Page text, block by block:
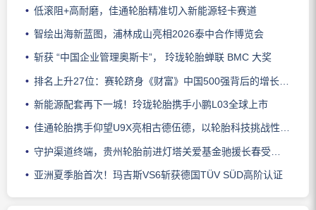
低滚阻+高耐磨，佳通轮胎精准切入新能源轻卡赛道
智绘出海新蓝图，浦林成山亮相2026泰中合作博览会
斩获 “中国企业管理奥斯卡”， 玲珑轮胎蝉联 BMC 大奖
排名上升27位：赛轮跻身《财富》中国500强背后的增长逻辑
新能源配套再下一城！玲珑轮胎携手小鹏L03全球上市
佳通轮胎携手仰望U9X亮相古德伍德，以轮胎科技挑战性能边界
守护渠道终端，贵州轮胎前进灯塔关爱基金驰援长春受灾门店
亚洲夏季胎首次！玛吉斯VS6斩获德国TÜV SÜD高阶认证